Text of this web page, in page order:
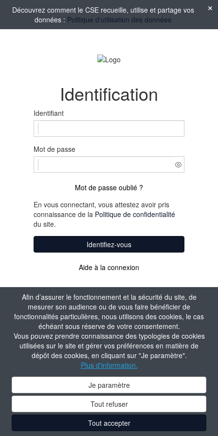
Afin d’assurer le fonctionnement et la sécurité du site, de
mesurer son audience ou de vous faire bénéficier de
fonctionnalités particulières, nous utilisons des cookies, le cas
échéant sous réserve de votre consentement.
Vous pouvez prendre connaissance des typologies de cookies
utilisées sur le site et gérer vos préférences en matière de
dépôt des cookies, en cliquant sur "Je paramètre".
Plus d'information.
Je paramètre
Tout refuser
Tout accepter
Découvrez comment le CSE recueille, utilise et partage vos
données : Politique d'utilisation des données
Identification
Identifiant
Mot de passe
Mot de passe oublié ?
En vous connectant, vous attestez avoir pris
connaissance de la Politique de confidentialité
du site.
Identifiez-vous
Aide à la connexion